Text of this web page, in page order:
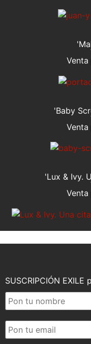
'Baby
'Lux & Ivy.
SUSCRIPCIÓN EXILE